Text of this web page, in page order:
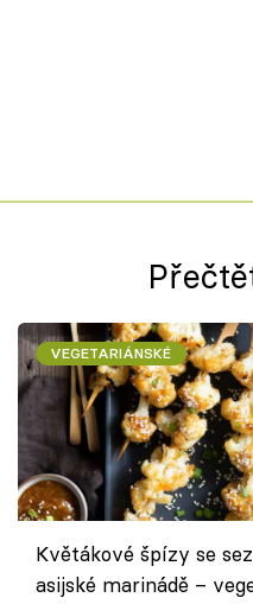
VEGETARIÁNSKÉ
Květákové špízy se
asijské marinádě –